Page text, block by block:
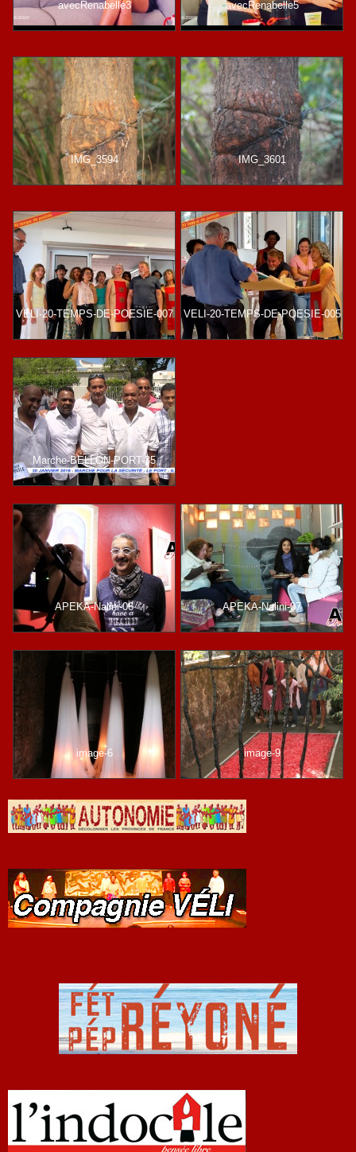
avecRenabelle3 avecRenabelle5
IMG_3594 IMG_3601
VELI-20-TEMPS-DE-POESIE-007 VELI-20-TEMPS-DE-POESIE-005
Marche-BELLON-PORT-35
APEKA-Nalini-06 APEKA-Nalini-07
image-6 image-9